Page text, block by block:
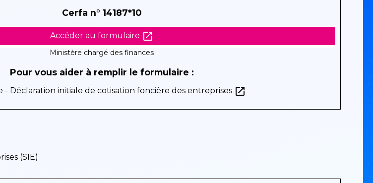
Cerfa n° 14187*10
Accéder au formulaire open_in_new
Ministère chargé des finances
Pour vous aider à remplir le formulaire :
- Déclaration initiale de cotisation foncière des entreprises open_in_new
(SIE)